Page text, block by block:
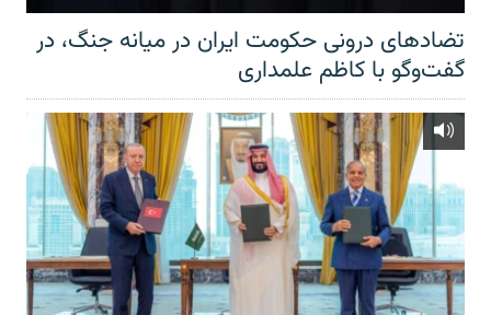
تضادهای درونی حکومت ایران در میانه جنگ، در
گفت‌‌وگو با کاظم علمداری